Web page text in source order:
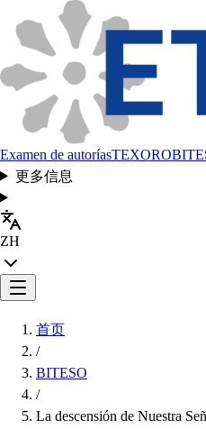
Examen de autoríasTEXORO
更多信息
ZH
首页
/
BITESO
/
La descensión de Nuestra